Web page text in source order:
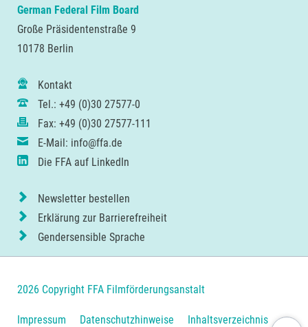
German Federal Film Board
Große Präsidentenstraße 9
10178 Berlin
Kontakt
Tel.: +49 (0)30 27577-0
Fax: +49 (0)30 27577-111
E-Mail: info@ffa.de
Die FFA auf LinkedIn
Newsletter bestellen
Erklärung zur Barrierefreiheit
Gendersensible Sprache
2026 Copyright FFA Filmförderungsanstalt
Navigation
Impressum Datenschutzhinweise Inhaltsverzeichnis